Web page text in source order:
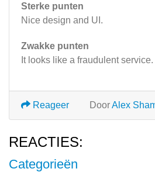
Categorieën
Sterke punten
Nice design and UI.
Zwakke punten
It looks like a fraudulent service.
DoorAlex
Reageer
REACTIES: